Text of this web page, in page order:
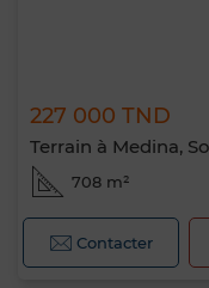
227 000 TND
Terrain à Medina,
708 m²
Contacter